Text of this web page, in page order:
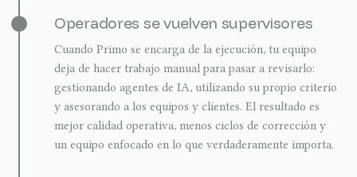
Operadores se vuelven supervisores
Cuando Primo se encarga de la ejecución, tu equipo
deja de hacer trabajo manual para pasar a revisarlo:
gestionando agentes de IA, utilizando su propio criterio
y asesorando a los equipos y clientes. El resultado es
mejor calidad operativa, menos ciclos de corrección y
un equipo enfocado en lo que verdaderamente importa.